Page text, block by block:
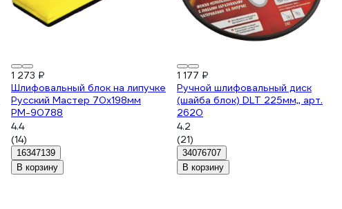
1 273 ₽
Шлифовальный блок на липучке
Русский Мастер 70х198мм
РМ-90788
4.4
(14)
16347139
В корзину
1 177 ₽
Ручной шлифовальный диск
(шайба блок) DLT 225мм,, арт.
2620
4.2
(21)
34076707
В корзину